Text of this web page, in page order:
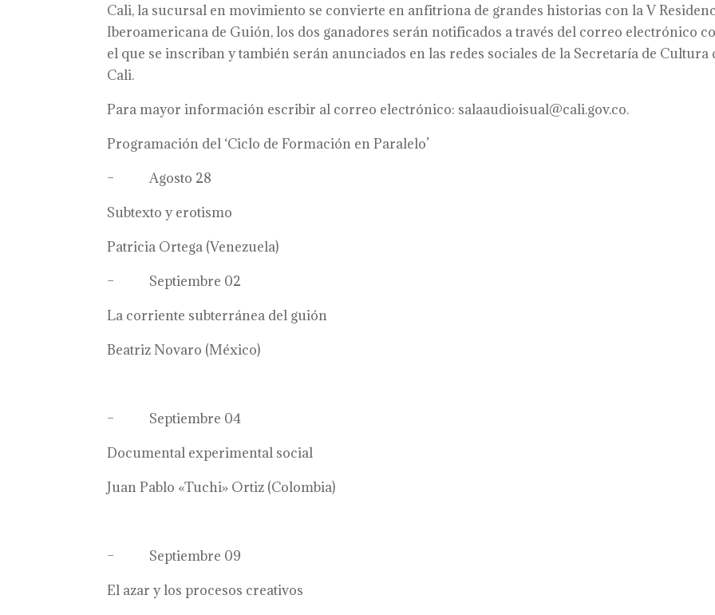
Cali, la sucursal en movimiento se convierte en anfitriona de grandes historias con la V
Iberoamericana de Guión, los dos ganadores serán notificados a través del correo electrónico
el que se inscriban y también serán anunciados en las redes sociales de la Secretaría de Cultura
Cali.
Para mayor información escribir al correo electrónico: salaaudioisual@cali.gov.co.
Programación del ‘Ciclo de Formación en Paralelo’
– Agosto 28
Subtexto y erotismo
Patricia Ortega (Venezuela)
– Septiembre 02
La corriente subterránea del guión
Beatriz Novaro (México)
– Septiembre 04
Documental experimental social
Juan Pablo «Tuchi» Ortiz (Colombia)
– Septiembre 09
El azar y los procesos creativos